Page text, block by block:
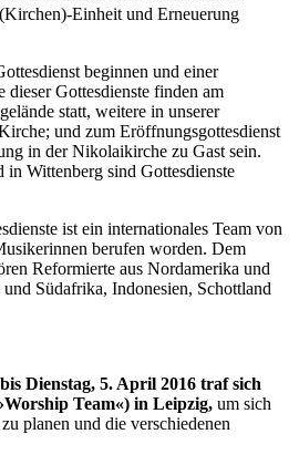
Einheit und Erneuerung
beginnen und einer
dieser Gottesdienste finden am
statt, weitere in unserer
und zum Eröffnungsgottesdienst
in der Nikolaikirche zu Gast sein.
Wittenberg sind Gottesdienste
ist ein internationales Team von
berufen worden. Dem
Reformierte aus Nordamerika und
Südafrika, Indonesien, Schottland
Dienstag, 5. April 2016 traf sich
Team«) in Leipzig, um sich
planen und die verschiedenen